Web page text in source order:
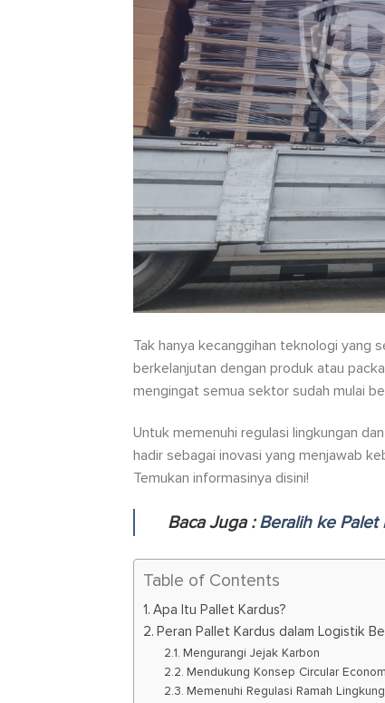
Tak hanya kecanggihan teknologi yang
berkelanjutan dengan produk atau
mengingat semua sektor sudah mulai
Untuk memenuhi regulasi lingkungan
hadir sebagai inovasi yang menjawab
Temukan informasinya disini!
Baca Juga :Beralih ke Palet
Table of Contents
Apa Itu Pallet Kardus?
Peran Pallet Kardus dalam Logistik
Mengurangi Jejak Karbon
Mendukung Konsep Circular
Memenuhi Regulasi Ramah